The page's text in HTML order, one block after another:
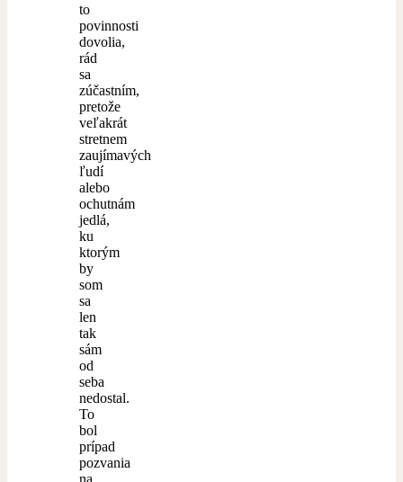
to
povinnosti
dovolia,
rád
sa
zúčastním,
pretože
veľakrát
stretnem
zaujímavých
ľudí
alebo
ochutnám
jedlá,
ku
ktorým
by
som
sa
len
tak
sám
od
seba
nedostal.
To
bol
prípad
pozvania
na